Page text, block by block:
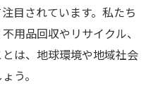
目されています。私たち
用品回収やリサイクル、
は、地球環境や地域社会
う。